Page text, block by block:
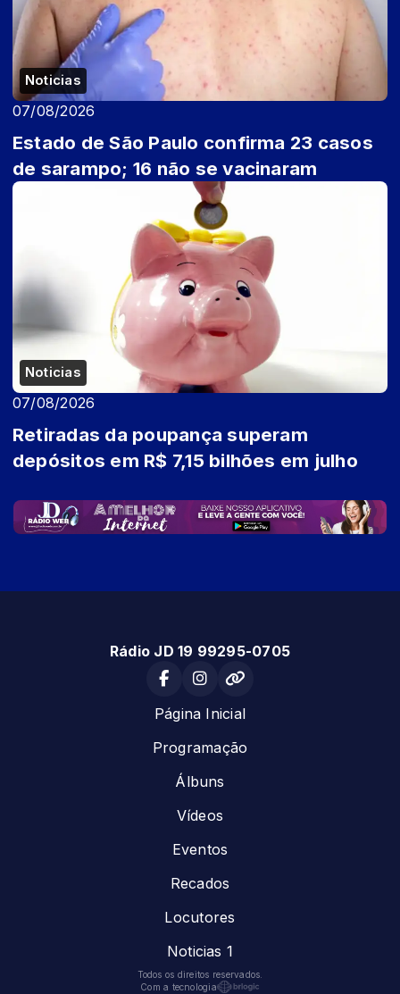
Noticias
07/08/2026
Estado de São Paulo confirma 23 casos
de sarampo; 16 não se vacinaram
Noticias
07/08/2026
Retiradas da poupança superam
depósitos em R$ 7,15 bilhões em julho
Rádio JD 19 99295-0705
Página Inicial
Programação
Álbuns
Vídeos
Eventos
Recados
Locutores
Noticias 1
Todos os direitos reservados.
Com a tecnologia